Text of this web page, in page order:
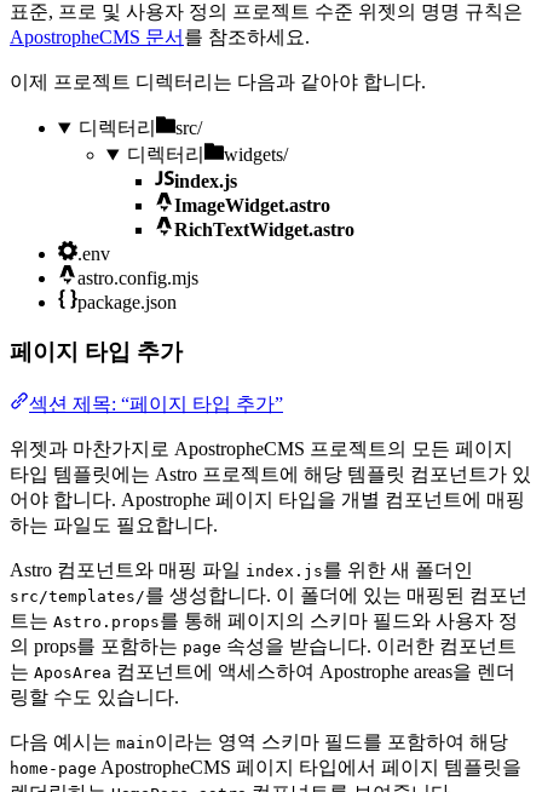
표준, 프로 및 사용자 정의 프로젝트 수준 위젯의 명명 규칙은
ApostropheCMS 문서 를 참조하세요.
이제 프로젝트 디렉터리는 다음과 같아야 합니다.
디렉터리
src/
디렉터리
widgets/
index.js
ImageWidget.astro
RichTextWidget.astro
.env
astro.config.mjs
package.json
페이지 타입 추가
섹션 제목: “페이지 타입 추가”
위젯과 마찬가지로 ApostropheCMS 프로젝트의 모든 페이지
타입 템플릿에는 Astro 프로젝트에 해당 템플릿 컴포넌트가 있
어야 합니다. Apostrophe 페이지 타입을 개별 컴포넌트에 매핑
하는 파일도 필요합니다.
Astro 컴포넌트와 매핑 파일 index.js를 위한 새 폴더인
src/templates/를 생성합니다. 이 폴더에 있는 매핑된 컴포넌
트는 Astro.props를 통해 페이지의 스키마 필드와 사용자 정
의 props를 포함하는 page 속성을 받습니다. 이러한 컴포넌트
는 AposArea 컴포넌트에 액세스하여 Apostrophe areas을 렌더
링할 수도 있습니다.
다음 예시는 main이라는 영역 스키마 필드를 포함하여 해당
home-page ApostropheCMS 페이지 타입에서 페이지 템플릿을